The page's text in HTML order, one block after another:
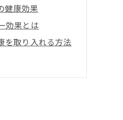
健康効果
効果とは
を取り入れる方法
育むポイント
と実例紹介